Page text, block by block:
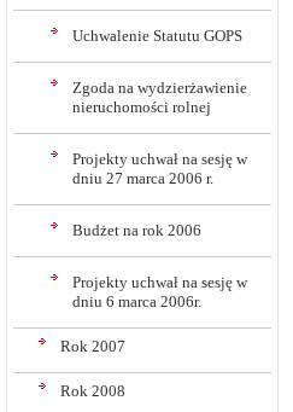
Uchwalenie Statutu GOPS
Zgoda na wydzierżawienie
nieruchomości rolnej
Projekty uchwał na sesję w
dniu 27 marca 2006 r.
Budżet na rok 2006
Projekty uchwał na sesję w
dniu 6 marca 2006r.
Rok 2007
Rok 2008